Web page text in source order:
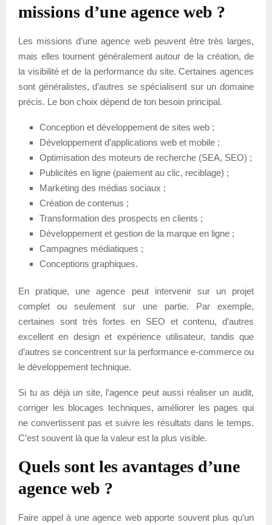
missions d’une agence web ?
Les missions d’une agence web peuvent être très larges,
mais elles tournent généralement autour de la création, de
la visibilité et de la performance du site. Certaines agences
sont généralistes, d’autres se spécialisent sur un domaine
précis. Le bon choix dépend de ton besoin principal.
Conception et développement de sites web ;
Développement d’applications web et mobile ;
Optimisation des moteurs de recherche (SEA, SEO) ;
Publicités en ligne (paiement au clic, reciblage) ;
Marketing des médias sociaux ;
Création de contenus ;
Transformation des prospects en clients ;
Développement et gestion de la marque en ligne ;
Campagnes médiatiques ;
Conceptions graphiques.
En pratique, une agence peut intervenir sur un projet
complet ou seulement sur une partie. Par exemple,
certaines sont très fortes en SEO et contenu, d’autres
excellent en design et expérience utilisateur, tandis que
d’autres se concentrent sur la performance e-commerce ou
le développement technique.
Si tu as déjà un site, l’agence peut aussi réaliser un audit,
corriger les blocages techniques, améliorer les pages qui
ne convertissent pas et suivre les résultats dans le temps.
C’est souvent là que la valeur est la plus visible.
Quels sont les avantages d’une
agence web ?
Faire appel à une agence web apporte souvent plus qu’un